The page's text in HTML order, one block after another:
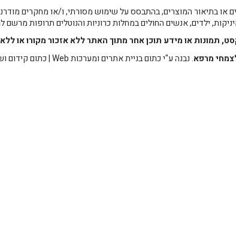
בתיאור המוצרים, בהתבסס על שימוש מסורתי, ו/או מחקרים
ילדים, אנשים החולים במחלות כרוניות והנוטלים תרופות
תמונות או מידע תוכן אחר מתוך האתר ללא אזכור מקורו
מרפא. נבנה ע"יכתום בניית אתרים ומערכות Web |כתום קידום